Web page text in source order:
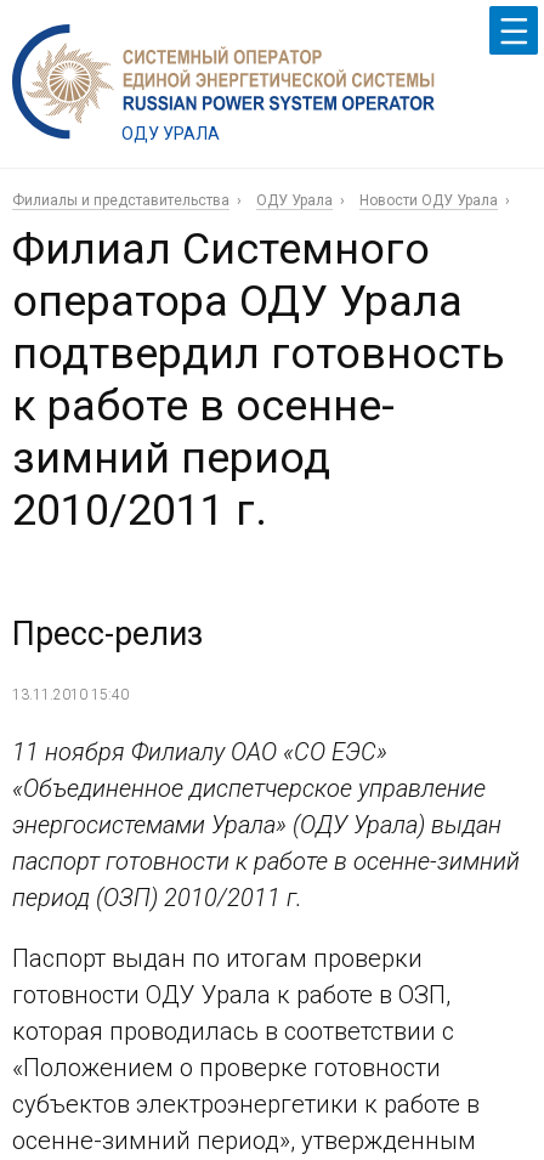
ОДУ УРАЛА
Филиалы и представительства ОДУ Урала Новости ОДУ Урала
Филиал Системного
оператора ОДУ Урала
подтвердил готовность
к работе в осенне-
зимний период
2010/2011 г.
Пресс-релиз
13.11.2010 15:40
11 ноября Филиалу ОАО «СО ЕЭС»
«Объединенное диспетчерское управление
энергосистемами Урала» (ОДУ Урала) выдан
паспорт готовности к работе в осенне-зимний
период (ОЗП) 2010/2011 г.
Паспорт выдан по итогам проверки
готовности ОДУ Урала к работе в ОЗП,
которая проводилась в соответствии с
«Положением о проверке готовности
субъектов электроэнергетики к работе в
осенне-зимний период», утвержденным